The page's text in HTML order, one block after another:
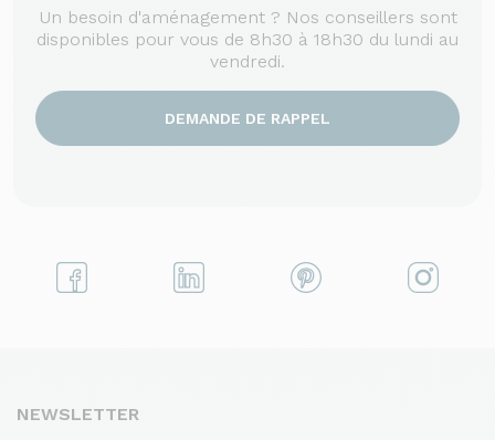
Un besoin d'aménagement ? Nos conseillers sont
disponibles pour vous de 8h30 à 18h30 du lundi au
vendredi.
DEMANDE DE RAPPEL
NEWSLETTER